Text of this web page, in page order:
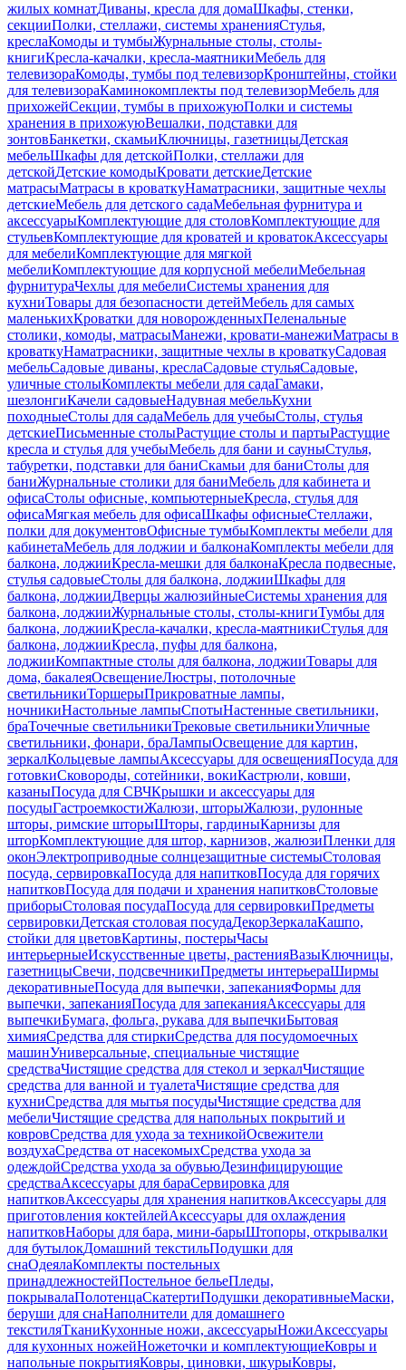
жилых комнатДиваны, кресла для домаШкафы, стенки,
секцииПолки, стеллажи, системы храненияСтулья,
креслаКомоды и тумбыЖурнальные столы, столы-
книгиКресла-качалки, кресла-маятникиМебель для
телевизораКомоды, тумбы под телевизорКронштейны, стойки
для телевизораКаминокомплекты под телевизорМебель для
прихожейСекции, тумбы в прихожуюПолки и системы
хранения в прихожуюВешалки, подставки для
зонтовБанкетки, скамьиКлючницы, газетницыДетская
мебельШкафы для детскойПолки, стеллажи для
детскойДетские комодыКровати детскиеДетские
матрасыМатрасы в кроваткуНаматрасники, защитные чехлы
детскиеМебель для детского садаМебельная фурнитура и
аксессуарыКомплектующие для столовКомплектующие для
стульевКомплектующие для кроватей и кроватокАксессуары
для мебелиКомплектующие для мягкой
мебелиКомплектующие для корпусной мебелиМебельная
фурнитураЧехлы для мебелиСистемы хранения для
кухниТовары для безопасности детейМебель для самых
маленькихКроватки для новорожденныхПеленальные
столики, комоды, матрасыМанежи, кровати-манежиМатрасы в
кроваткуНаматрасники, защитные чехлы в кроваткуСадовая
мебельСадовые диваны, креслаСадовые стульяСадовые,
уличные столыКомплекты мебели для садаГамаки,
шезлонгиКачели садовыеНадувная мебельКухни
походныеСтолы для садаМебель для учебыСтолы, стулья
детскиеПисьменные столыРастущие столы и партыРастущие
кресла и стулья для учебыМебель для бани и сауныСтулья,
табуретки, подставки для баниСкамьи для баниСтолы для
баниЖурнальные столики для баниМебель для кабинета и
офисаСтолы офисные, компьютерныеКресла, стулья для
офисаМягкая мебель для офисаШкафы офисныеСтеллажи,
полки для документовОфисные тумбыКомплекты мебели для
кабинетаМебель для лоджии и балконаКомплекты мебели для
балкона, лоджииКресла-мешки для балконаКресла подвесные,
стулья садовыеСтолы для балкона, лоджииШкафы для
балкона, лоджииДверцы жалюзийныеСистемы хранения для
балкона, лоджииЖурнальные столы, столы-книгиТумбы для
балкона, лоджииКресла-качалки, кресла-маятникиСтулья для
балкона, лоджииКресла, пуфы для балкона,
лоджииКомпактные столы для балкона, лоджииТовары для
дома, бакалеяОсвещениеЛюстры, потолочные
светильникиТоршерыПрикроватные лампы,
ночникиНастольные лампыСпотыНастенные светильники,
браТочечные светильникиТрековые светильникиУличные
светильники, фонари, браЛампыОсвещение для картин,
зеркалКольцевые лампыАксессуары для освещенияПосуда для
готовкиСковороды, сотейники, вокиКастрюли, ковши,
казаныПосуда для СВЧКрышки и аксессуары для
посудыГастроемкостиЖалюзи, шторыЖалюзи, рулонные
шторы, римские шторыШторы, гардиныКарнизы для
шторКомплектующие для штор, карнизов, жалюзиПленки для
оконЭлектроприводные солнцезащитные системыСтоловая
посуда, сервировкаПосуда для напитковПосуда для горячих
напитковПосуда для подачи и хранения напитковСтоловые
приборыСтоловая посудаПосуда для сервировкиПредметы
сервировкиДетская столовая посудаДекорЗеркалаКашпо,
стойки для цветовКартины, постерыЧасы
интерьерныеИскусственные цветы, растенияВазыКлючницы,
газетницыСвечи, подсвечникиПредметы интерьераШирмы
декоративныеПосуда для выпечки, запеканияФормы для
выпечки, запеканияПосуда для запеканияАксессуары для
выпечкиБумага, фольга, рукава для выпечкиБытовая
химияСредства для стиркиСредства для посудомоечных
машинУниверсальные, специальные чистящие
средстваЧистящие средства для стекол и зеркалЧистящие
средства для ванной и туалетаЧистящие средства для
кухниСредства для мытья посудыЧистящие средства для
мебелиЧистящие средства для напольных покрытий и
ковровСредства для ухода за техникойОсвежители
воздухаСредства от насекомыхСредства ухода за
одеждойСредства ухода за обувьюДезинфицирующие
средстваАксессуары для бараСервировка для
напитковАксессуары для хранения напитковАксессуары для
приготовления коктейлейАксессуары для охлаждения
напитковНаборы для бара, мини-барыШтопоры, открывалки
для бутылокДомашний текстильПодушки для
снаОдеялаКомплекты постельных
принадлежностейПостельное бельеПледы,
покрывалаПолотенцаСкатертиПодушки декоративныеМаски,
беруши для снаНаполнители для домашнего
текстиляТканиКухонные ножи, аксессуарыНожиАксессуары
для кухонных ножейНожеточки и комплектующиеКовры и
напольные покрытияКовры, циновки, шкурыКовры,